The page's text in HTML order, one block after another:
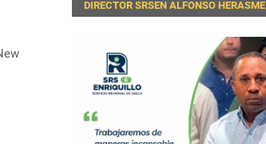
DIRECTOR SRSEN ALFONSO HERASME